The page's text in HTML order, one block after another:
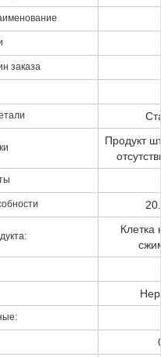
заказа
Продукт
Клетка